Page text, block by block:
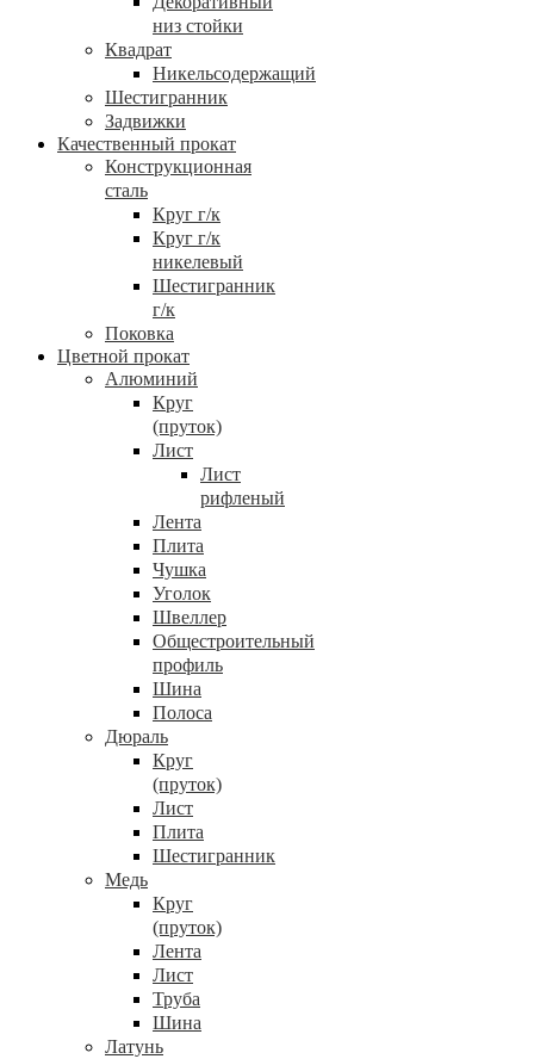
низ стойки
Квадрат
Никельсодержащий
Шестигранник
Задвижки
Качественный прокат
Конструкционная
сталь
Круг г/к
Круг г/к
никелевый
Шестигранник
г/к
Поковка
Цветной прокат
Алюминий
Круг
(пруток)
Лист
Лист
рифленый
Лента
Плита
Чушка
Уголок
Швеллер
Общестроительный
профиль
Шина
Полоса
Дюраль
Круг
(пруток)
Лист
Плита
Шестигранник
Медь
Круг
(пруток)
Лента
Лист
Труба
Шина
Латунь